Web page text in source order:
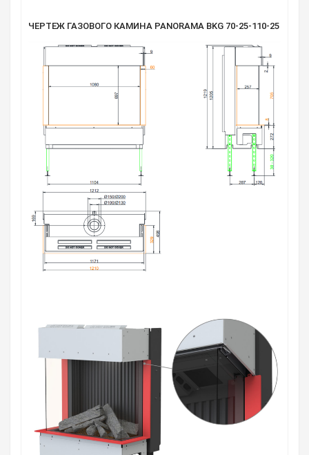
ЧЕРТЕЖ ГАЗОВОГО КАМИНА PANORAMA BKG 70-25-110-25